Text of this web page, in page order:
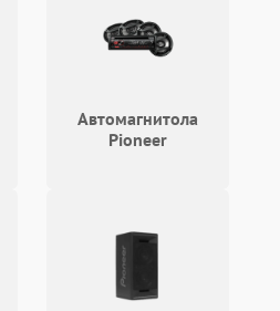
Автомагнитола
Pioneer